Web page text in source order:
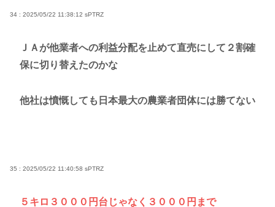
34 : 2025/05/22 11:38:12 sPTRZ
ＪＡが他業者への利益分配を止めて直売にして２割確
保に切り替えたのかな
他社は憤慨しても日本最大の農業者団体には勝てない
35 : 2025/05/22 11:40:58 sPTRZ
５キロ３０００円台じゃなく３０００円まで